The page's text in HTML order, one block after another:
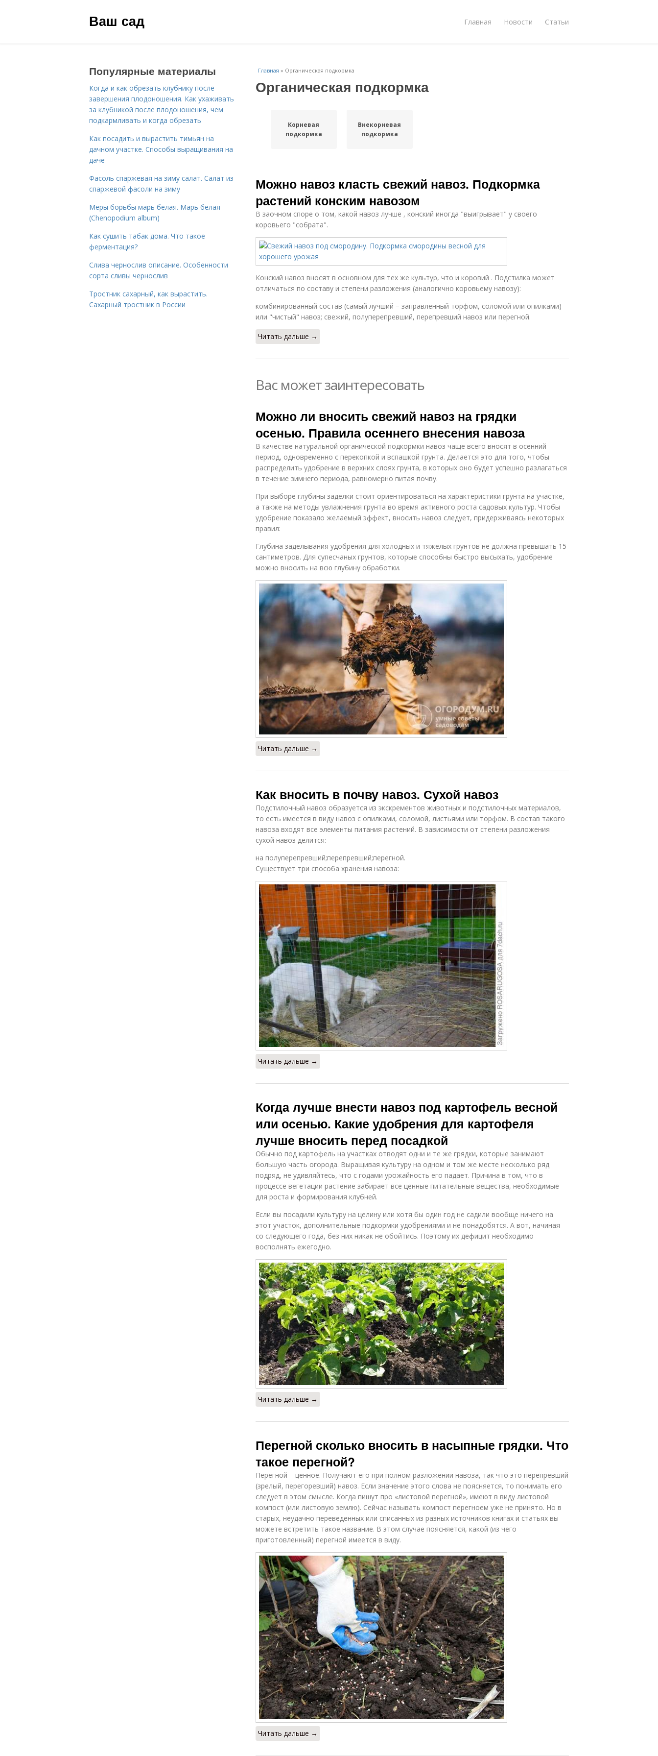
Ваш сад Главная Новости Статьи
Главная » Органическая подкормка
Органическая подкормка
Корневая
подкормка
Внекорневая
подкормка
Можно навоз класть свежий навоз. Подкормка
растений конским навозом
В заочном споре о том, какой навоз лучше , конский иногда "выигрывает" у своего
коровьего "собрата".
Конский навоз вносят в основном для тех же культур, что и коровий . Подстилка может
отличаться по составу и степени разложения (аналогично коровьему навозу):
комбинированный состав (самый лучший – заправленный торфом, соломой или опилками)
или "чистый" навоз; свежий, полуперепревший, перепревший навоз или перегной.
Читать дальше →
Вас может заинтересовать
Можно ли вносить свежий навоз на грядки
осенью. Правила осеннего внесения навоза
В качестве натуральной органической подкормки навоз чаще всего вносят в осенний
период, одновременно с перекопкой и вспашкой грунта. Делается это для того, чтобы
распределить удобрение в верхних слоях грунта, в которых оно будет успешно разлагаться
в течение зимнего периода, равномерно питая почву.
При выборе глубины заделки стоит ориентироваться на характеристики грунта на участке,
а также на методы увлажнения грунта во время активного роста садовых культур. Чтобы
удобрение показало желаемый эффект, вносить навоз следует, придерживаясь некоторых
правил:
Глубина заделывания удобрения для холодных и тяжелых грунтов не должна превышать 15
сантиметров. Для супесчаных грунтов, которые способны быстро высыхать, удобрение
можно вносить на всю глубину обработки.
Читать дальше →
Как вносить в почву навоз. Сухой навоз
Подстилочный навоз образуется из экскрементов животных и подстилочных материалов,
то есть имеется в виду навоз с опилками, соломой, листьями или торфом. В состав такого
навоза входят все элементы питания растений. В зависимости от степени разложения
сухой навоз делится:
на полуперепревший;перепревший;перегной.
Существует три способа хранения навоза:
Читать дальше →
Когда лучше внести навоз под картофель весной
или осенью. Какие удобрения для картофеля
лучше вносить перед посадкой
Обычно под картофель на участках отводят одни и те же грядки, которые занимают
большую часть огорода. Выращивая культуру на одном и том же месте несколько ряд
подряд, не удивляйтесь, что с годами урожайность его падает. Причина в том, что в
процессе вегетации растение забирает все ценные питательные вещества, необходимые
для роста и формирования клубней.
Если вы посадили культуру на целину или хотя бы один год не садили вообще ничего на
этот участок, дополнительные подкормки удобрениями и не понадобятся. А вот, начиная
со следующего года, без них никак не обойтись. Поэтому их дефицит необходимо
восполнять ежегодно.
Читать дальше →
Перегной сколько вносить в насыпные грядки. Что
такое перегной?
Перегной – ценное. Получают его при полном разложении навоза, так что это перепревший
(зрелый, перегоревший) навоз. Если значение этого слова не поясняется, то понимать его
следует в этом смысле. Когда пишут про «листовой перегной», имеют в виду листовой
компост (или листовую землю). Сейчас называть компост перегноем уже не принято. Но в
старых, неудачно переведенных или списанных из разных источников книгах и статьях вы
можете встретить такое название. В этом случае поясняется, какой (из чего
приготовленный) перегной имеется в виду.
Читать дальше →
Популярные материалы
Когда и как обрезать клубнику после
завершения плодоношения. Как ухаживать
за клубникой после плодоношения, чем
подкармливать и когда обрезать
Как посадить и вырастить тимьян на
дачном участке. Способы выращивания на
даче
Фасоль спаржевая на зиму салат. Салат из
спаржевой фасоли на зиму
Меры борьбы марь белая. Марь белая
(Chenopodium album)
Как сушить табак дома. Что такое
ферментация?
Слива чернослив описание. Особенности
сорта сливы чернослив
Тростник сахарный, как вырастить.
Сахарный тростник в России